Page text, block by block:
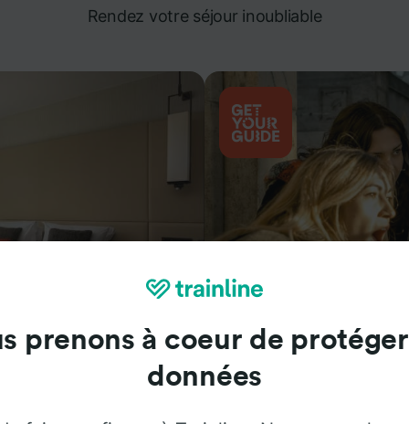
Rendez votre séjour inoubliable
Attractions
prenons à coeur de
données